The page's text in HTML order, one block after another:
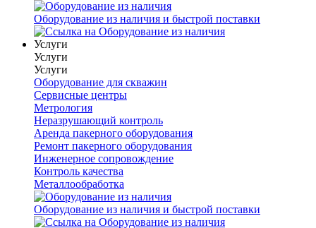
Оборудование из наличия и быстрой поставки
Услуги
Услуги
Услуги
Оборудование для скважин
Сервисные центры
Метрология
Неразрушающий контроль
Аренда пакерного оборудования
Ремонт пакерного оборудования
Инженерное сопровождение
Контроль качества
Металлообработка
Оборудование из наличия и быстрой поставки